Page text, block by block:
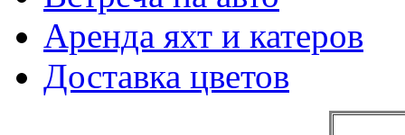
Аренда яхт и катеров
Доставка цветов